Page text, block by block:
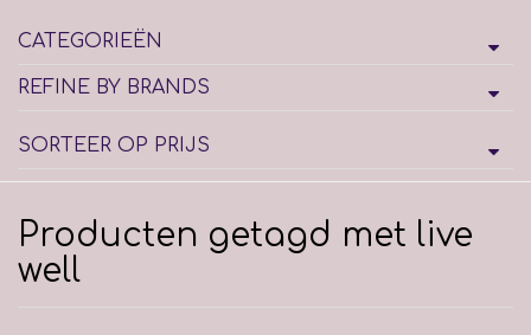
CATEGORIEËN
REFINE BY BRANDS
SORTEER OP PRIJS
Producten getagd met live
well